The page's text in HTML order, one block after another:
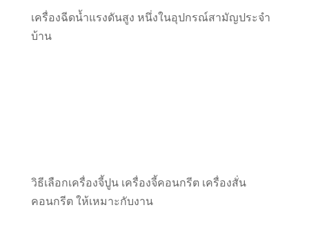
เครื่องฉีดน้ำแรงดันสูง หนึ่งในอุปกรณ์สามัญประจำ
บ้าน
วิธีเลือกเครื่องจี้ปูน เครื่องจี้คอนกรีต เครื่องสั่น
คอนกรีต ให้เหมาะกับงาน